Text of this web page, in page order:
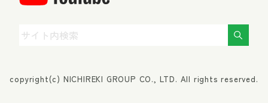
copyright(c) NICHIREKI GROUP CO., LTD. All rights reserved.